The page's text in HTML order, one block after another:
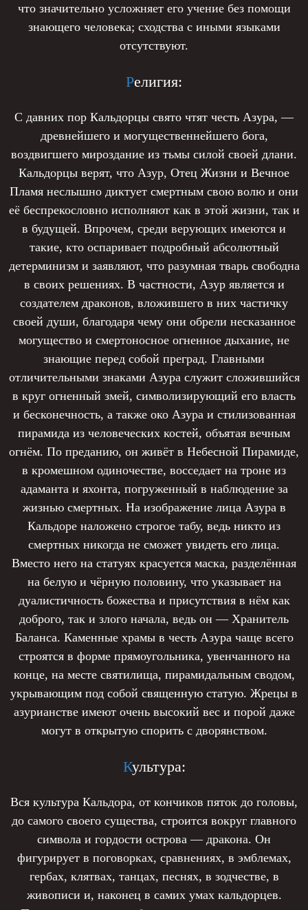
что значительно усложняет его учение без помощи
знающего человека; сходства с иными языками
отсутствуют.
Религия:
С давних пор Кальдорцы свято чтят честь Азура, —
древнейшего и могущественнейшего бога,
воздвигшего мироздание из тьмы силой своей длани.
Кальдорцы верят, что Азур, Отец Жизни и Вечное
Пламя неслышно диктует смертным свою волю и они
её беспрекословно исполняют как в этой жизни, так и
в будущей. Впрочем, среди верующих имеются и
такие, кто оспаривает подробный абсолютный
детерминизм и заявляют, что разумная тварь свободна
в своих решениях. В частности, Азур является и
создателем драконов, вложившего в них частичку
своей души, благодаря чему они обрели несказанное
могущество и смертоносное огненное дыхание, не
знающие перед собой преград. Главными
отличительными знаками Азура служит сложившийся
в круг огненный змей, символизирующий его власть
и бесконечность, а также око Азура и стилизованная
пирамида из человеческих костей, объятая вечным
огнём. По преданию, он живёт в Небесной Пирамиде,
в кромешном одиночестве, восседает на троне из
адаманта и яхонта, погруженный в наблюдение за
жизнью смертных. На изображение лица Азура в
Кальдоре наложено строгое табу, ведь никто из
смертных никогда не сможет увидеть его лица.
Вместо него на статуях красуется маска, разделённая
на белую и чёрную половину, что указывает на
дуалистичность божества и присутствия в нём как
доброго, так и злого начала, ведь он — Хранитель
Баланса. Каменные храмы в честь Азура чаще всего
строятся в форме прямоугольника, увенчанного на
конце, на месте святилища, пирамидальным сводом,
укрывающим под собой священную статую. Жрецы в
азурианстве имеют очень высокий вес и порой даже
могут в открытую спорить с дворянством.
Культура:
Вся культура Кальдора, от кончиков пяток до головы,
до самого своего существа, строится вокруг главного
символа и гордости острова — дракона. Он
фигурирует в поговорках, сравнениях, в эмблемах,
гербах, клятвах, танцах, песнях, в зодчестве, в
живописи и, наконец в самих умах кальдорцев.